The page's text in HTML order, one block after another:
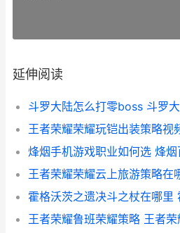
延伸阅读
斗罗大陆怎么打零boss 斗罗
烽烟手机游戏职业如何选 烽烟